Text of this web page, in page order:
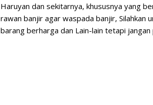
Haruyan dan sekitarnya, khususnya yang
rawan banjir agar waspada banjir, Silahkan
barang berharga dan Lain-lain tetapi jangan